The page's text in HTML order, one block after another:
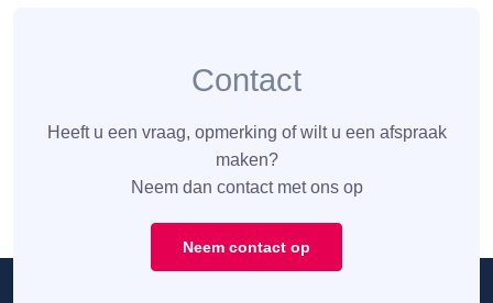
Contact
Heeft u een vraag, opmerking of wilt u een afspraak
maken?
Neem dan contact met ons op
Neem contact op